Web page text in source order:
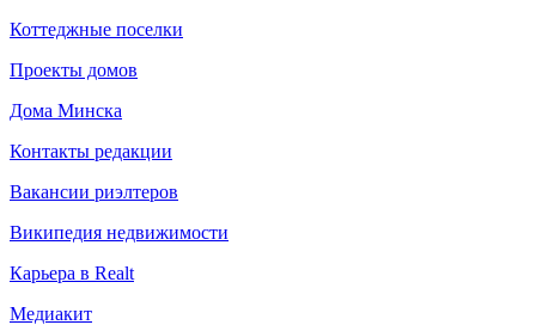
Коттеджные поселки
Проекты домов
Дома Минска
Контакты редакции
Вакансии риэлтеров
Википедия недвижимости
Карьера в Realt
Медиакит